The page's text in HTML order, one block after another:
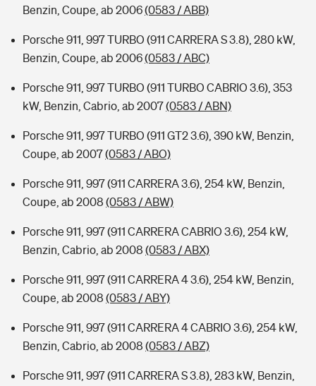
Benzin, Coupe, ab 2006(0583 / ABB)
Porsche 911, 997 TURBO (911 CARRERA S 3.8), 280 kW,
Benzin, Coupe, ab 2006(0583 / ABC)
Porsche 911, 997 TURBO (911 TURBO CABRIO 3.6), 353
kW, Benzin, Cabrio, ab 2007(0583 / ABN)
Porsche 911, 997 TURBO (911 GT2 3.6), 390 kW, Benzin,
Coupe, ab 2007(0583 / ABO)
Porsche 911, 997 (911 CARRERA 3.6), 254 kW, Benzin,
Coupe, ab 2008 (0583 / ABW)
Porsche 911, 997 (911 CARRERA CABRIO 3.6), 254 kW,
Benzin, Cabrio, ab 2008 (0583 / ABX)
Porsche 911, 997 (911 CARRERA 4 3.6), 254 kW, Benzin,
Coupe, ab 2008 (0583 / ABY)
Porsche 911, 997 (911 CARRERA 4 CABRIO 3.6), 254 kW,
Benzin, Cabrio, ab 2008 (0583 / ABZ)
Porsche 911, 997 (911 CARRERA S 3.8), 283 kW, Benzin,